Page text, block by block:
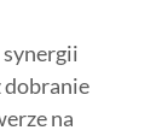
synergii
dobranie
na